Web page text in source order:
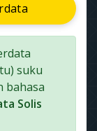
suku
bahasa
Solis